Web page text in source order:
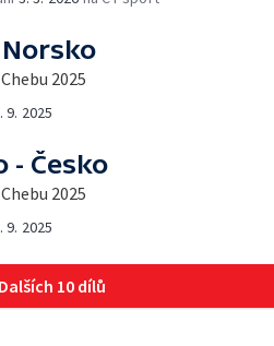
Norsko
2025
9. 2025
- Česko
2025
9. 2025
Dalších 10 dílů